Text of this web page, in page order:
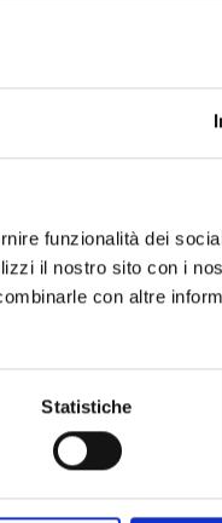
funzionalità dei
il nostro sito con i
con altre
Statistiche
curato per una
tra giovani e vecchi,
ai giovani, compresi quelli
esperienza con spirito
così come all’unità della
creazione
una sincera amicizia che
veniva introdotto un tocco di
di Ferenczi e di quella
loro riunioni grazie alla
del gruppo, favoriva,
ospitate a pranzo e
casa Molinari era aperta
tutto un "professòr,
con l’aiuto di
per